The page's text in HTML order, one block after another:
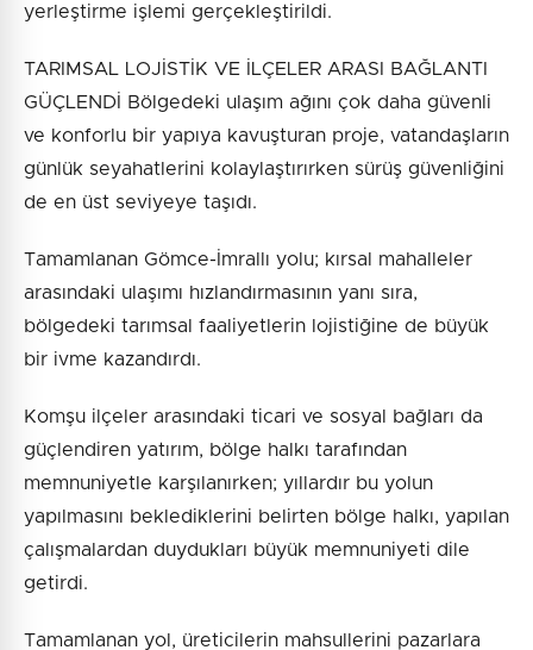
yerleştirme işlemi gerçekleştirildi.
TARIMSAL LOJİSTİK VE İLÇELER ARASI BAĞLANTI
GÜÇLENDİ Bölgedeki ulaşım ağını çok daha güvenli
ve konforlu bir yapıya kavuşturan proje, vatandaşların
günlük seyahatlerini kolaylaştırırken sürüş güvenliğini
de en üst seviyeye taşıdı.
Tamamlanan Gömce-İmrallı yolu; kırsal mahalleler
arasındaki ulaşımı hızlandırmasının yanı sıra,
bölgedeki tarımsal faaliyetlerin lojistiğine de büyük
bir ivme kazandırdı.
Komşu ilçeler arasındaki ticari ve sosyal bağları da
güçlendiren yatırım, bölge halkı tarafından
memnuniyetle karşılanırken; yıllardır bu yolun
yapılmasını beklediklerini belirten bölge halkı, yapılan
çalışmalardan duydukları büyük memnuniyeti dile
getirdi.
Tamamlanan yol, üreticilerin mahsullerini pazarlara